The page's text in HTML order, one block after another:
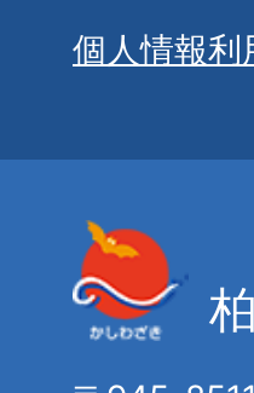
個人情報利